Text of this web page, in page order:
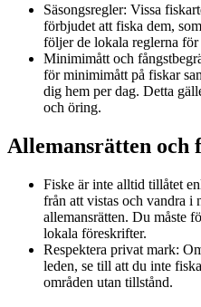
Säsongsregler: Vissa
förbjudet att fiska dem,
följer de lokala reglerna för
Minimimått och
för minimimått på fiskar
dig hem per dag. Detta
och öring.
Allemansrätten och
Fiske är inte alltid tillåtet
från att vistas och vandra i
allemansrätten. Du måste
lokala föreskrifter.
Respektera privat mark:
leden, se till att du inte
områden utan tillstånd.